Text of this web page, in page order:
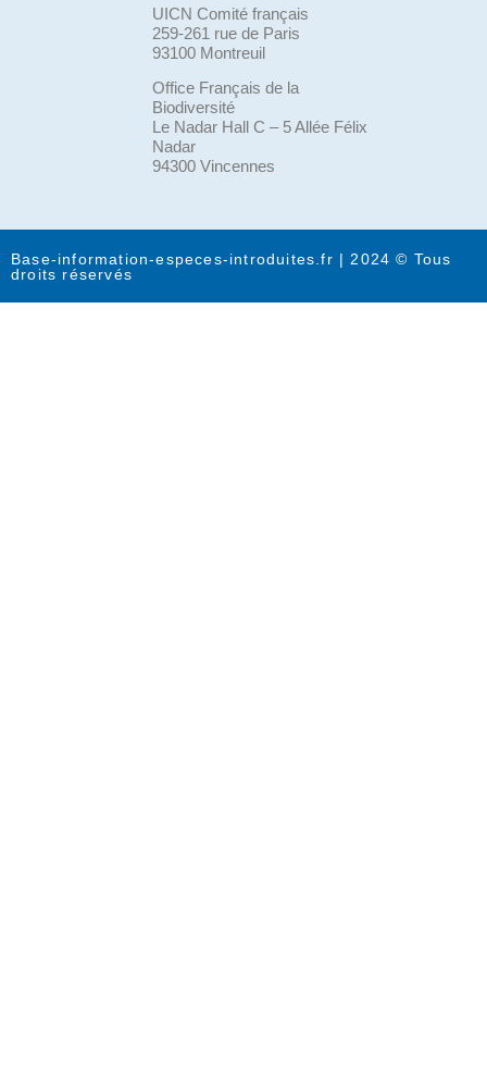
UICN Comité français
259-261 rue de Paris
93100 Montreuil
Office Français de la
Biodiversité
Le Nadar Hall C – 5 Allée Félix
Nadar
94300 Vincennes
Base-information-especes-introduites.fr | 2024 © Tous
droits réservés